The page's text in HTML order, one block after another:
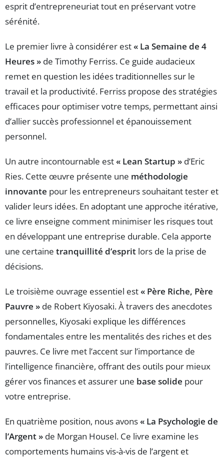
esprit d’entrepreneuriat tout en préservant votre
sérénité.
Le premier livre à considérer est« La Semaine de 4
Heures » de Timothy Ferriss. Ce guide audacieux
remet en question les idées traditionnelles sur le
travail et la productivité. Ferriss propose des stratégies
efficaces pour optimiser votre temps, permettant ainsi
d’allier succès professionnel et épanouissement
personnel.
Un autre incontournable est« Lean Startup » d’Eric
Ries. Cette œuvre présente une méthodologie
innovante pour les entrepreneurs souhaitant tester et
valider leurs idées. En adoptant une approche itérative,
ce livre enseigne comment minimiser les risques tout
en développant une entreprise durable. Cela apporte
une certaine tranquillité d’esprit lors de la prise de
décisions.
Le troisième ouvrage essentiel est« Père Riche, Père
Pauvre » de Robert Kiyosaki. À travers des anecdotes
personnelles, Kiyosaki explique les différences
fondamentales entre les mentalités des riches et des
pauvres. Ce livre met l’accent sur l’importance de
l’intelligence financière, offrant des outils pour mieux
gérer vos finances et assurer une base solide pour
votre entreprise.
En quatrième position, nous avons« La Psychologie de
l’Argent » de Morgan Housel. Ce livre examine les
comportements humains vis-à-vis de l’argent et